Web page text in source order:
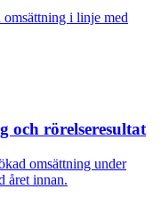
i linje med
och rörelseresultat
omsättning under
året innan.